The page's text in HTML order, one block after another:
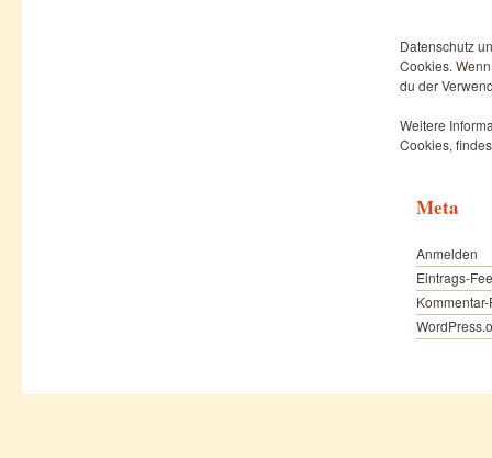
Datenschutz
Cookies.
du der
Weitere
Cookies,
Meta
Anmelden
Eintrags-